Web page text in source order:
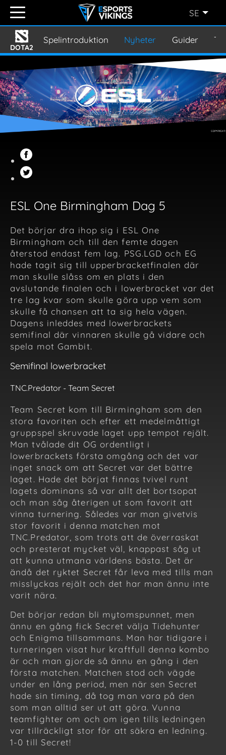
DOTA2
Spelintroduktion Nyheter Guider
SE
ENGLISH (EN)
SVENSKA (SE)
SUOMI (FI)
JAPANESE (JP)
ESL One Birmingham Dag 5
Det börjar dra ihop sig i ESL One
Birmingham och till den femte dagen
återstod endast fem lag. PSG.LGD och EG
hade tagit sig till upperbracketfinalen där
man skulle slåss om en plats i den
avslutande finalen och i lowerbracket var det
tre lag kvar som skulle göra upp vem som
skulle få chansen att ta sig hela vägen.
Dagens inleddes med lowerbrackets
semifinal där vinnaren skulle gå vidare och
spela mot Gambit.
Semifinal lowerbracket
TNC.Predator - Team Secret
Team Secret kom till Birmingham som den
stora favoriten och efter ett medelmåttigt
gruppspel skruvade laget upp tempot rejält.
Man tvålade dit OG ordentligt i
lowerbrackets första omgång och det var
inget snack om att Secret var det bättre
laget. Hade det börjat finnas tvivel runt
lagets dominans så var allt det bortsopat
och man såg återigen ut som favorit att
vinna turnering. Således var man givetvis
stor favorit i denna matchen mot
TNC.Predator, som trots att de överraskat
och presterat mycket väl, knappast såg ut
att kunna utmana världens bästa. Det är
ändå det ryktet Secret får leva med tills man
misslyckas rejält och det har man ännu inte
varit nära.
Det börjar redan bli mytomspunnet, men
ännu en gång fick Secret välja Tidehunter
och Enigma tillsammans. Man har tidigare i
turneringen visat hur kraftfull denna kombo
är och man gjorde så ännu en gång i den
första matchen. Matchen stod och vägde
under en lång period, men när sen Secret
hade sin timing, då tog man vara på den
som man alltid ser ut att göra. Vunna
teamfighter om och om igen tills ledningen
var tillräckligt stor för att säkra en ledning.
1-0 till Secret!